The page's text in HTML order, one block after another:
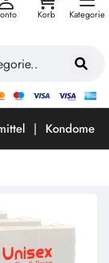
Korb
Kategorie
Kondome